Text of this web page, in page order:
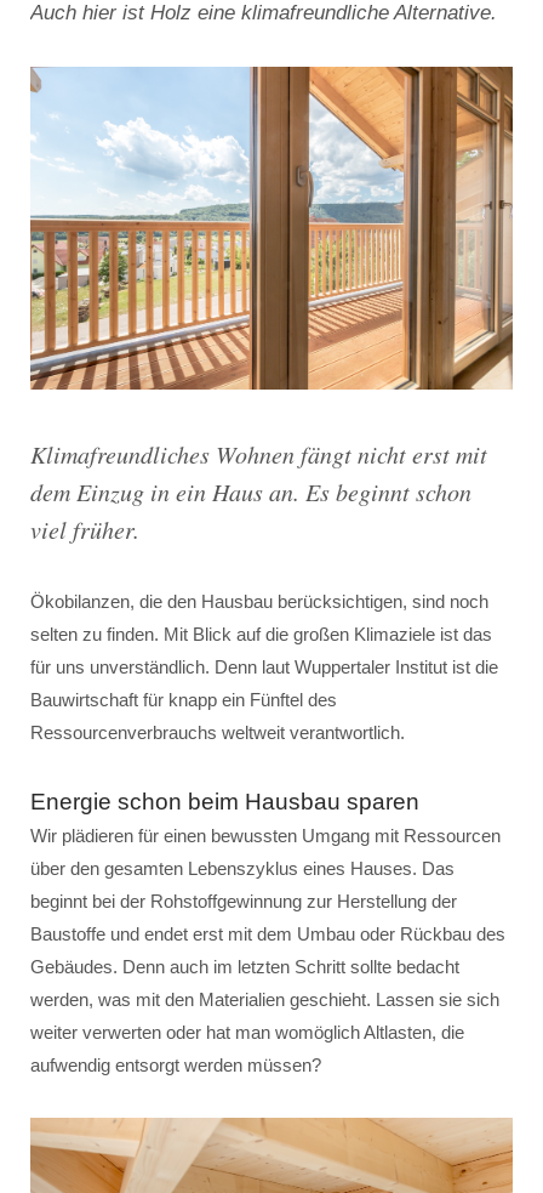
Auch hier ist Holz eine klimafreundliche Alternative.
Klimafreundliches Wohnen fängt nicht erst mit
dem Einzug in ein Haus an. Es beginnt schon
viel früher.
Ökobilanzen, die den Hausbau berücksichtigen, sind noch
selten zu finden. Mit Blick auf die großen Klimaziele ist das
für uns unverständlich. Denn laut Wuppertaler Institut ist die
Bauwirtschaft für knapp ein Fünftel des
Ressourcenverbrauchs weltweit verantwortlich.
Energie schon beim Hausbau sparen
Wir plädieren für einen bewussten Umgang mit Ressourcen
über den gesamten Lebenszyklus eines Hauses. Das
beginnt bei der Rohstoffgewinnung zur Herstellung der
Baustoffe und endet erst mit dem Umbau oder Rückbau des
Gebäudes. Denn auch im letzten Schritt sollte bedacht
werden, was mit den Materialien geschieht. Lassen sie sich
weiter verwerten oder hat man womöglich Altlasten, die
aufwendig entsorgt werden müssen?